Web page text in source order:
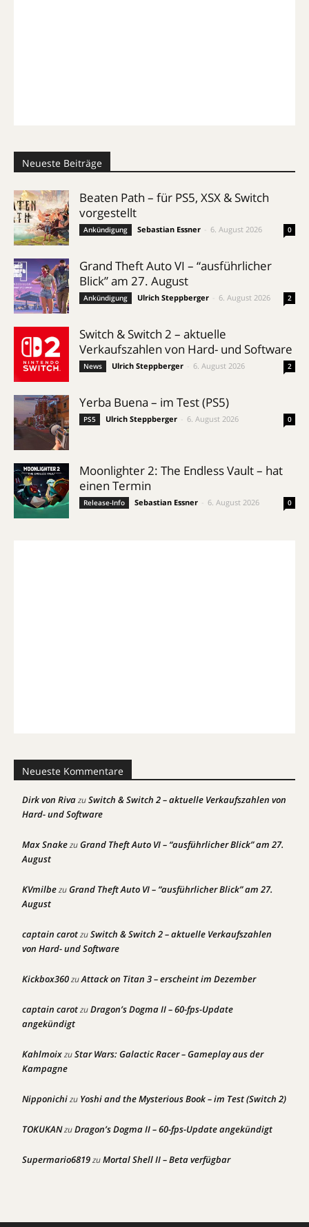
Neueste Beiträge
Beaten Path – für PS5, XSX & Switch
vorgestellt
Ankündigung Sebastian Essner 6. August 2026 0
Grand Theft Auto VI – “ausführlicher
Blick” am 27. August
Ankündigung Ulrich Steppberger 6. August 2026 2
Switch & Switch 2 – aktuelle
Verkaufszahlen von Hard- und Software
News Ulrich Steppberger 6. August 2026 2
Yerba Buena – im Test (PS5)
PS5 Ulrich Steppberger 6. August 2026 0
Moonlighter 2: The Endless Vault – hat
einen Termin
Release-Info Sebastian Essner 6. August 2026 0
Neueste Kommentare
Dirk von RivazuSwitch & Switch 2 – aktuelle Verkaufszahlen von
Hard- und Software
Max SnakezuGrand Theft Auto VI – “ausführlicher Blick” am 27.
August
KVmilbezuGrand Theft Auto VI – “ausführlicher Blick” am 27.
August
captain carotzuSwitch & Switch 2 – aktuelle Verkaufszahlen
von Hard- und Software
Kickbox360zuAttack on Titan 3 – erscheint im Dezember
captain carotzuDragon’s Dogma II – 60-fps-Update
angekündigt
KahlmoixzuStar Wars: Galactic Racer – Gameplay aus der
Kampagne
Nipponichizu Yoshi and the Mysterious Book – im Test (Switch 2)
TOKUKANzuDragon’s Dogma II – 60-fps-Update angekündigt
Supermario6819zuMortal Shell II – Beta verfügbar